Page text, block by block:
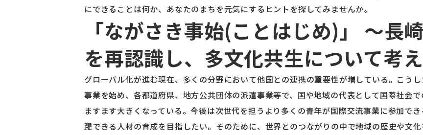
にできることは何か、あなたのまちを元気にするヒントを探してみませんか。
「ながさき事始(ことはじめ)」 ～長
を再認識し、多文化共生について考え
グローバル化が進む現在、多くの分野において他国との連携の重要性が増している。こう
事業を始め、各都道府県、地方公共団体の派遣事業等で、国や地域の代表として国際社会
ますます大きくなっている。今後は次世代を担うより多くの青年が国際交流事業に参加で
躍できる人材の育成を目指したい。そのために、世界とのつながりの中で地域の歴史や文